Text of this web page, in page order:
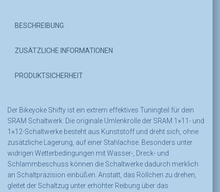
BESCHREIBUNG
ZUSÄTZLICHE INFORMATIONEN
PRODUKTSICHERHEIT
Der Bikeyoke Shifty ist ein extrem effektives Tuningteil für dein
SRAM Schaltwerk. Die originale Umlenkrolle der SRAM 1×11- und
1×12-Schaltwerke besteht aus Kunststoff und dreht sich, ohne
zusätzliche Lagerung, auf einer Stahlachse. Besonders unter
widrigen Wetterbedingungen mit Wasser-, Dreck- und
Schlammbeschuss können die Schaltwerke dadurch merklich
an Schaltpräzision einbüßen. Anstatt, das Röllchen zu drehen,
gleitet der Schaltzug unter erhöhter Reibung über das